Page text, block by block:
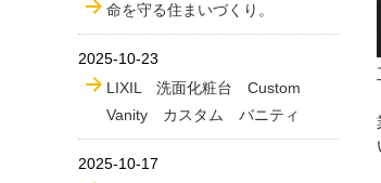
命を守る住まいづくり。
2025-10-23
LIXIL 洗面化粧台 Custom
Vanity カスタム バニティ
2025-10-17